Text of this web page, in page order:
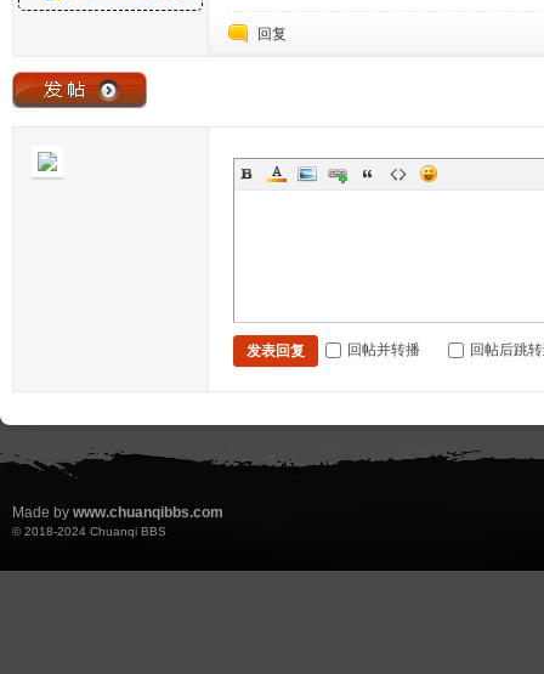
回复
发表回复 回帖并转播 回帖后跳
Made by www.chuanqibbs.com
© 2018-2024 Chuanqi BBS